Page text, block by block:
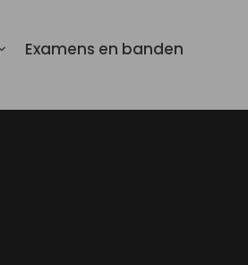
Examens en banden